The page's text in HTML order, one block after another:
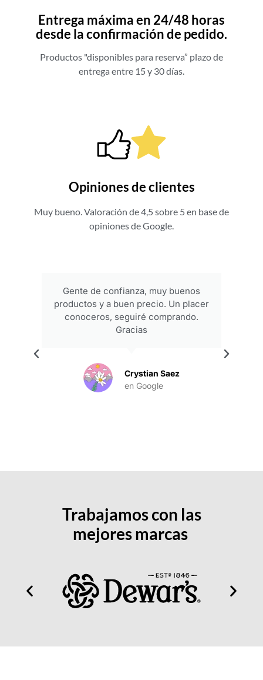
Entrega máxima en 24/48 horas
desde la confirmación de pedido.
Productos "disponibles para reserva” plazo de
entrega entre 15 y 30 días.
Opiniones de clientes
Muy bueno. Valoración de 4,5 sobre 5 en base de
opiniones de Google.
Gente de confianza, muy buenos
productos y a buen precio. Un placer
conoceros, seguiré comprando.
Gracias
Crystian Saez
en Google
Trabajamos con las
mejores marcas